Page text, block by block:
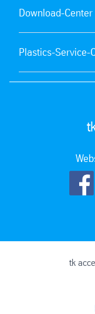
Download-Center
Plastics-Service-
tk